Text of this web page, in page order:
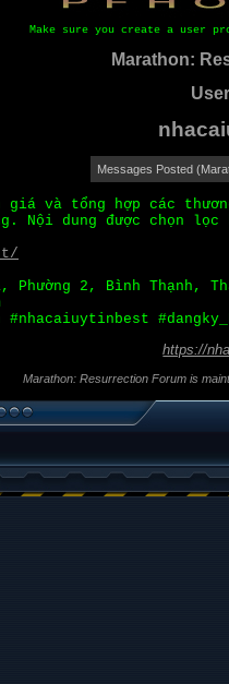
Make sure you create a user
Marathon:
Messages Posted
giá và tổng hợp các
Nội dung được chọn
2, Bình Thạnh,
#nhacaiuytinbest
https://
Marathon: Resurrection Forum is